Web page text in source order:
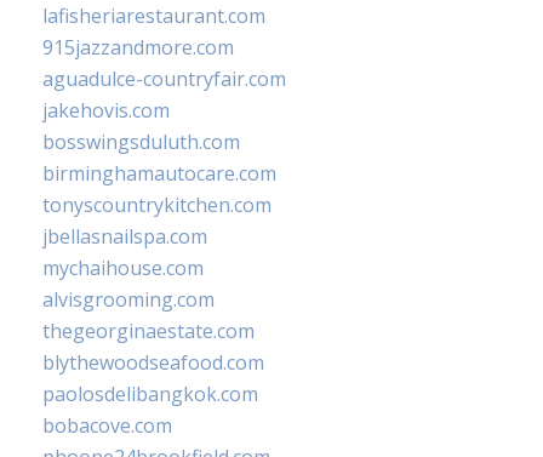
lafisheriarestaurant.com
915jazzandmore.com
aguadulce-countryfair.com
jakehovis.com
bosswingsduluth.com
birminghamautocare.com
tonyscountrykitchen.com
jbellasnailspa.com
mychaihouse.com
alvisgrooming.com
thegeorginaestate.com
blythewoodseafood.com
paolosdelibangkok.com
bobacove.com